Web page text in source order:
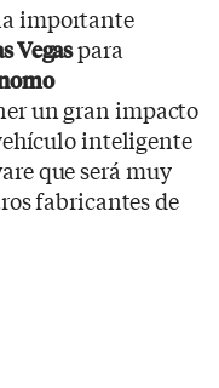
importante
Vegaspara
un gran impacto
inteligente
que será muy
fabricantes de